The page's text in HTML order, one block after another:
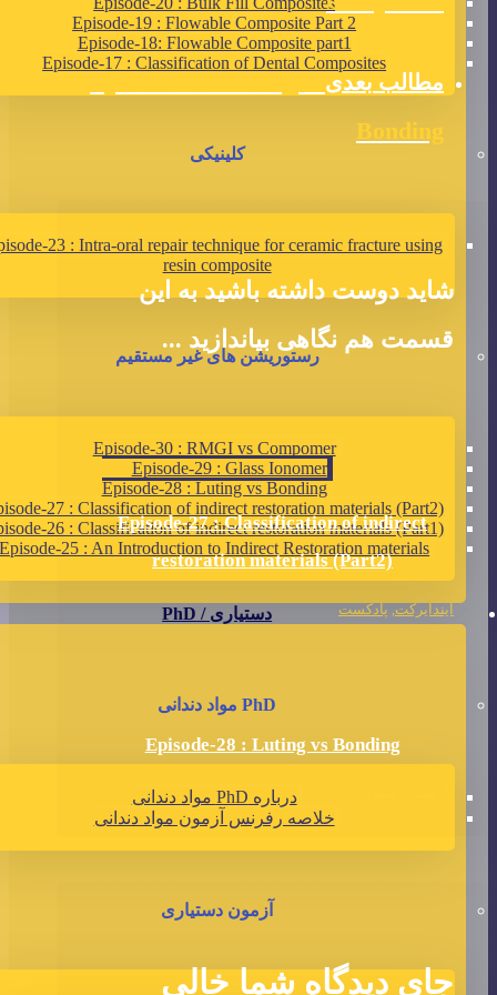
Episode-19 : Flowable Composite Part 2
Episode-18: Flowable Composite part1
Episode-17 : Classification of Dental Composites
کلینیکی
23 : Intra-oral repair technique for ceramic fracture using
resin composite
رستوریشن های غیر مستقیم
Episode-30 : RMGI vs Compomer
Episode-29 : Glass Ionomer
Episode-28 : Luting vs Bonding
27 : Classification of indirect restoration materials (Part2)
26 : Classification of indirect restoration materials (Part1)
Episode-25 : An Introduction to Indirect Restoration materials
دستیاری / PhD
PhD مواد دندانی
درباره PhD مواد دندانی
خلاصه رفرنس آزمون مواد دندانی
آزمون دستیاری
مطالب بعدی
Bonding
شاید دوست داشته باشید به این
قسمت هم نگاهی بیاندازید ...
Episode-27 : Classification of indirect
restoration materials (Part2)
ایندایرکت, پادکست
Episode-28 : Luting vs Bonding
جای دیدگاه شما خالی